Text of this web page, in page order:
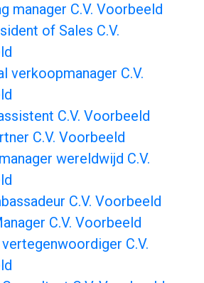
manager C.V. Voorbeeld
of Sales C.V.
verkoopmanager C.V.
C.V. Voorbeeld
C.V. Voorbeeld
wereldwijd C.V.
C.V. Voorbeeld
C.V. Voorbeeld
C.V.